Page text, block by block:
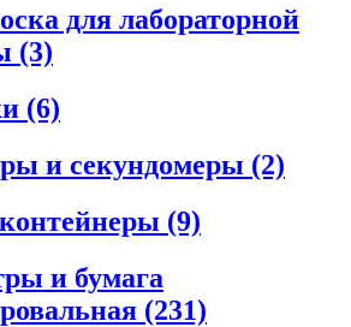
для лабораторной
(3)
(6)
и секундомеры (2)
(9)
и бумага
(231)